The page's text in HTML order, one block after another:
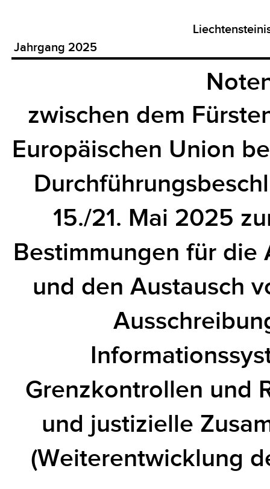
Jahrgang 2025
zwischen dem
Europäischen Union
15./21. Mai 2025
Bestimmungen für die
und den Austausch
Grenzkontrollen und
und justizielle
(Weiterentwicklung